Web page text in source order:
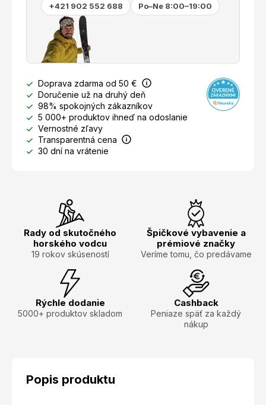
+421 902 552 688 Po–Ne 8:00–19:00
Doprava zdarma od 50 €
Doručenie už na druhý deň
98% spokojných zákazníkov
5 000+ produktov ihneď na odoslanie
Vernostné zľavy
Transparentná cena
30 dní na vrátenie
Rady od skutočného
horského vodcu
19 rokov skúseností
Špičkové vybavenie a
prémiové značky
Veríme tomu, čo predávame
Rýchle dodanie
5000+ produktov skladom
Cashback
Peniaze späť za každý
nákup
Popis produktu